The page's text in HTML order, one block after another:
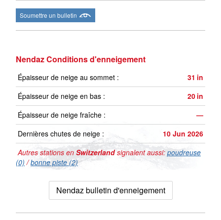
Soumettre un bulletin
Nendaz Conditions d'enneigement
Épaisseur de neige au sommet : 31 in
Épaisseur de neige en bas :
20 in
Épaisseur de neige fraîche :
—
Dernières chutes de neige :
10 Jun 2026
Autres stations en Switzerlandsignalent aussi: poudreuse
(0) /bonne piste (2)
Nendaz bulletin d'enneigement